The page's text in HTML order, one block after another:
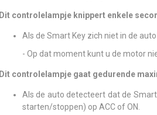
Dit controlelampje knippert enkele
Als de Smart Key zich niet in de
- Op dat moment kunt u de motor
Dit controlelampje gaat gedurende
Als de auto detecteert dat de
starten/stoppen) op ACC of ON.